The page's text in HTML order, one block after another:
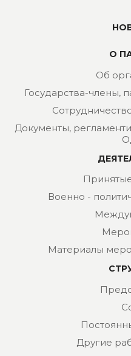
О
Об
Государства-члены,
Документы,
Военно -
Материалы
Другие